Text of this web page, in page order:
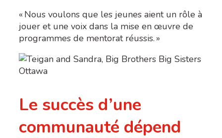
« Nous voulons que les jeunes aient un rôle à
jouer et une voix dans la mise en œuvre de
programmes de mentorat réussis. »
Le succès d’une
communauté dépend